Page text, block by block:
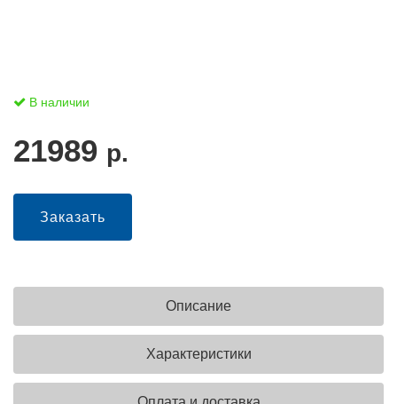
В наличии
21989 р.
Заказать
Описание
Характеристики